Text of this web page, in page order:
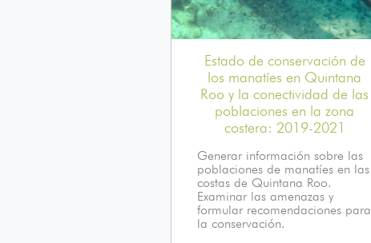
Estado de conservación de
los manatíes en Quintana
Roo y la conectividad de las
poblaciones en la zona
costera: 2019-2021
Generar información sobre las
poblaciones de manatíes en las
costas de Quintana Roo.
Examinar las amenazas y
formular recomendaciones para
la conservación.